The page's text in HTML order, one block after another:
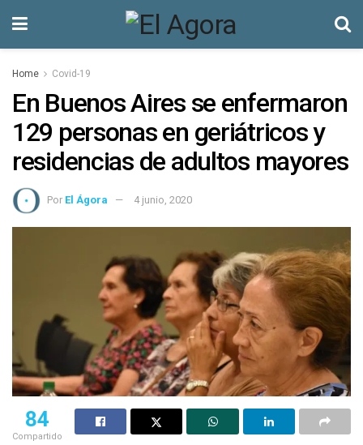
Home Covid-19
En Buenos Aires se enfermaron
129 personas en geriátricos y
residencias de adultos mayores
Por El Ágora 4 junio, 2020
84
Compartido